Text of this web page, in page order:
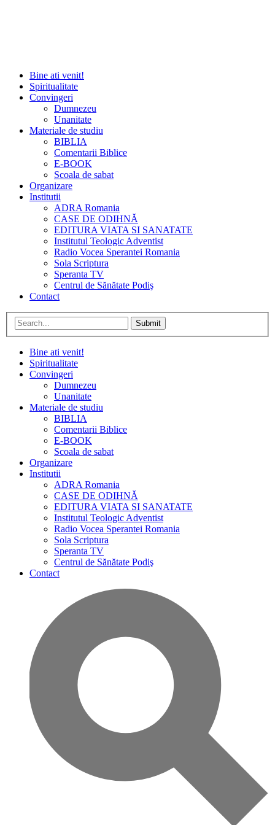
Bine ati venit!
Spiritualitate
Convingeri
Dumnezeu
Unanitate
Materiale de studiu
BIBLIA
Comentarii Biblice
E-BOOK
Scoala de sabat
Organizare
Institutii
ADRA Romania
CASE DE ODIHNĂ
EDITURA VIATA SI SANATATE
Institutul Teologic Adventist
Radio Vocea Sperantei Romania
Sola Scriptura
Speranta TV
Centrul de Sănătate Podiş
Contact
Submit
Bine ati venit!
Spiritualitate
Convingeri
Dumnezeu
Unanitate
Materiale de studiu
BIBLIA
Comentarii Biblice
E-BOOK
Scoala de sabat
Organizare
Institutii
ADRA Romania
CASE DE ODIHNĂ
EDITURA VIATA SI SANATATE
Institutul Teologic Adventist
Radio Vocea Sperantei Romania
Sola Scriptura
Speranta TV
Centrul de Sănătate Podiş
Contact